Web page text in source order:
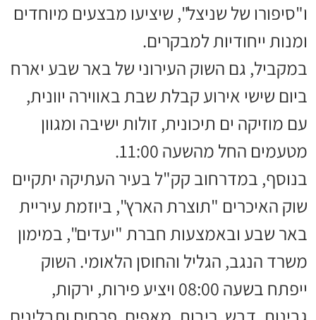
ו"סיפורו של שניצל", שיציעו מבצעים מיוחדים
ומנות ייחודיות למבקרים.
במקביל, גם השוק העירוני של באר שבע יארח
ביום שישי אירוע קבלת שבת באווירה יוונית,
עם מוזיקה ים תיכונית, זולות ישיבה ומגוון
מטעמים החל מהשעה 11:00.
בנוסף, במדרחוב קק"ל בעיר העתיקה יתקיים
שוק האיכרים "תוצרת הארץ", ביוזמת עיריית
באר שבע ובאמצעות חברת "יעדים", במימון
משרד הנגב, הגליל והחוסן הלאומי. השוק
ייפתח בשעה 08:00 ויציע פירות, ירקות,